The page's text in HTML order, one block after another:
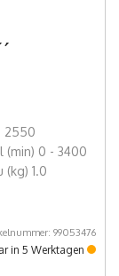
2550
(min) 0 - 3400
(kg) 1.0
99053476
in 5 Werktagen